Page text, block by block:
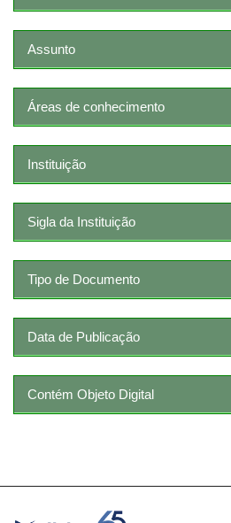
Assunto
Áreas de conhecimento
Instituição
Sigla da Instituição
Tipo de Documento
Data de Publicação
Contém Objeto Digital